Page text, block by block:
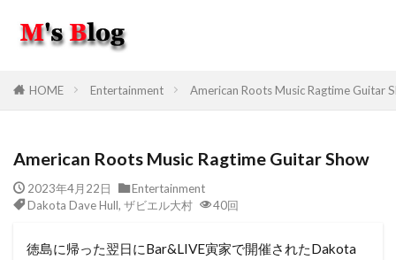
HOME Entertainment American Roots Music Ragtime Guitar
American Roots Music Ragtime Guitar Show
2023年4月22日
Entertainment
Dakota Dave Hull, ザビエル大村 40回
徳島に帰った翌日にBar&LIVE寅家で開催されたDakota